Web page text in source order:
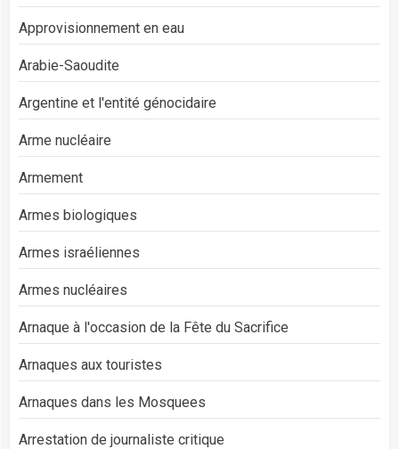
Approvisionnement en eau
Arabie-Saoudite
Argentine et l'entité génocidaire
Arme nucléaire
Armement
Armes biologiques
Armes israéliennes
Armes nucléaires
Arnaque à l'occasion de la Fête du Sacrifice
Arnaques aux touristes
Arnaques dans les Mosquees
Arrestation de journaliste critique